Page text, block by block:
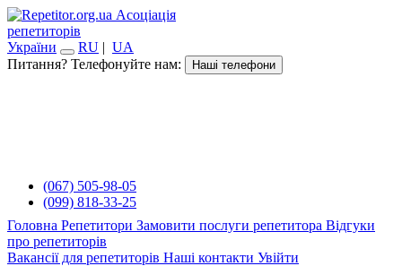
Асоціація
репетиторів
України
RU | UA
Питання? Телефонуйте нам:
Наші телефони
(067) 505-98-05
(099) 818-33-25
Головна Репетитори Замовити послуги репетитора Відгуки
про репетиторів
Вакансії для репетиторів Наші контакти Увійти